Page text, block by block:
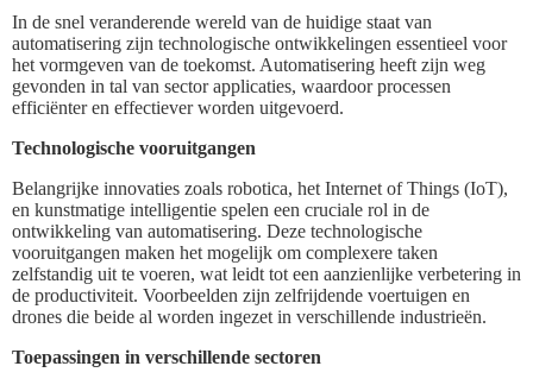
In de snel veranderende wereld van de huidige staat van
automatisering zijn technologische ontwikkelingen essentieel voor
het vormgeven van de toekomst. Automatisering heeft zijn weg
gevonden in tal van sector applicaties, waardoor processen
efficiënter en effectiever worden uitgevoerd.
Technologische vooruitgangen
Belangrijke innovaties zoals robotica, het Internet of Things (IoT),
en kunstmatige intelligentie spelen een cruciale rol in de
ontwikkeling van automatisering. Deze technologische
vooruitgangen maken het mogelijk om complexere taken
zelfstandig uit te voeren, wat leidt tot een aanzienlijke verbetering in
de productiviteit. Voorbeelden zijn zelfrijdende voertuigen en
drones die beide al worden ingezet in verschillende industrieën.
Toepassingen in verschillende sectoren